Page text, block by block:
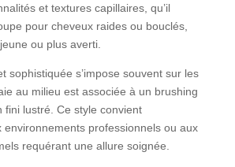
et textures capillaires, qu’il
pour cheveux raides ou bouclés,
ou plus averti.
sophistiquée s’impose souvent sur les
au milieu est associée à un brushing
fini lustré. Ce style convient
environnements professionnels ou aux
requérant une allure soignée.